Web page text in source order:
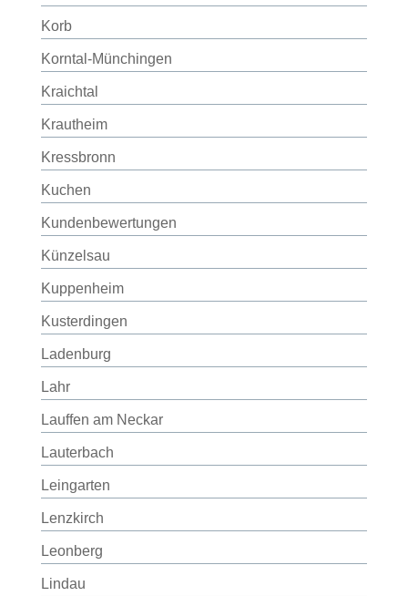
Korb
Korntal-Münchingen
Kraichtal
Krautheim
Kressbronn
Kuchen
Kundenbewertungen
Künzelsau
Kuppenheim
Kusterdingen
Ladenburg
Lahr
Lauffen am Neckar
Lauterbach
Leingarten
Lenzkirch
Leonberg
Lindau